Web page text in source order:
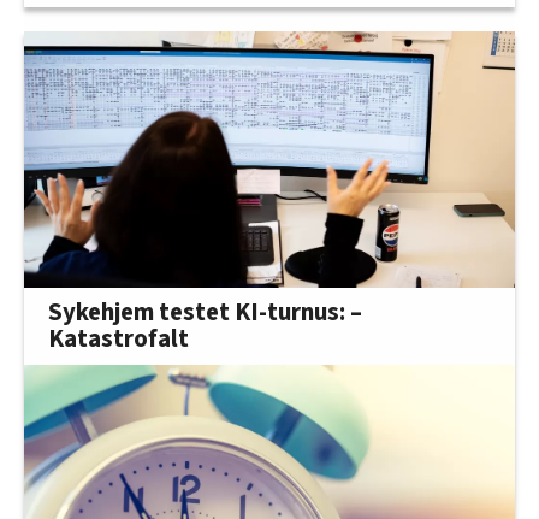
Sykehjem testet KI-turnus: –
Katastrofalt